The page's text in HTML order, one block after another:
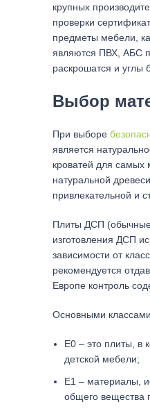
крупных
проверки
предметы мебели,
являются ПВХ, АБС
раскрошатся и углы
Выбор
При выборе
является
кроватей для
натуральной
привлекательной и
Плиты ДСП (обычные
изготовления ДСП
зависимости от
рекомендуется
Европе контроль
Основными
Е0 – это плиты, в
детской мебели;
Е1 – материалы,
общего вещества